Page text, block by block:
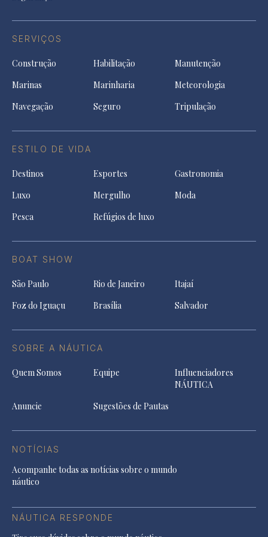
SERVIÇOS
Construção Habilitação
Manutenção
Marinas
Marinharia
Meteorologia
Navegação
Seguro Tripulação
ESTILO DE VIDA
Destinos Esportes
Gastronomia
Luxo
Mergulho
Moda
Pesca
Refúgios de luxo
BOAT SHOW
São Paulo Rio de Janeiro
Itajaí
Foz do Iguaçu
Brasília Salvador
SOBRE A NÁUTICA
Quem Somos Equipe
Influenciadores
NÁUTICA
Anuncie
Sugestões de Pautas
NOTÍCIAS
Acompanhe todas as notícias sobre o mundo
náutico
NÁUTICA RESPONDE